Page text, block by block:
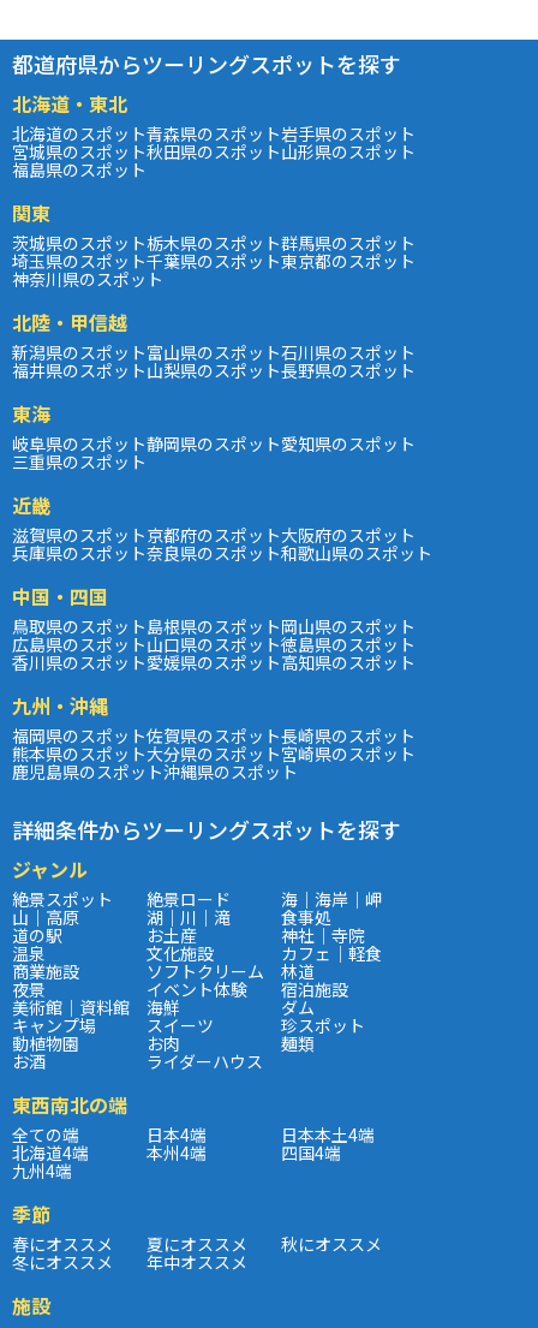
都道府県からツーリングスポットを探す
北海道・東北
北海道のスポット青森県のスポット岩手県のスポット
宮城県のスポット秋田県のスポット山形県のスポット
福島県のスポット
関東
茨城県のスポット栃木県のスポット群馬県のスポット
埼玉県のスポット千葉県のスポット東京都のスポット
神奈川県のスポット
北陸・甲信越
新潟県のスポット富山県のスポット石川県のスポット
福井県のスポット山梨県のスポット長野県のスポット
東海
岐阜県のスポット静岡県のスポット愛知県のスポット
三重県のスポット
近畿
滋賀県のスポット京都府のスポット大阪府のスポット
兵庫県のスポット奈良県のスポット和歌山県のスポット
中国・四国
鳥取県のスポット島根県のスポット岡山県のスポット
広島県のスポット山口県のスポット徳島県のスポット
香川県のスポット愛媛県のスポット高知県のスポット
九州・沖縄
福岡県のスポット佐賀県のスポット長崎県のスポット
熊本県のスポット大分県のスポット宮崎県のスポット
鹿児島県のスポット沖縄県のスポット
詳細条件からツーリングスポットを探す
ジャンル
絶景スポット 絶景ロード 海｜海岸｜岬
山｜高原 湖｜川｜滝 食事処
道の駅 お土産 神社｜寺院
温泉 文化施設 カフェ｜軽食
商業施設 ソフトクリーム 林道
夜景 イベント体験 宿泊施設
美術館｜資料館 海鮮 ダム
キャンプ場 スイーツ 珍スポット
動植物園 お肉 麺類
お酒 ライダーハウス
東西南北の端
全ての端 日本4端 日本本土4端
北海道4端 本州4端 四国4端
九州4端
季節
春にオススメ 夏にオススメ 秋にオススメ
冬にオススメ 年中オススメ
施設